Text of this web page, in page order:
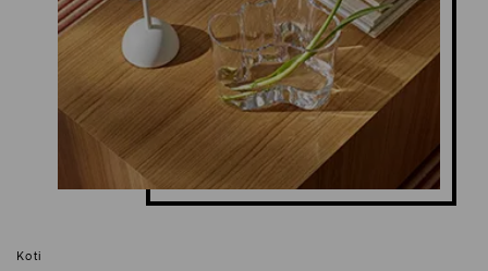
info@valaisingronlund.fi
Design by Grönlund, Jubileum, valaisin, katovalaisin,
kattokruunu, lamppu,
Koti